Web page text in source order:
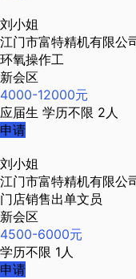
刘小姐
江门市富特精机有限公
环氧操作工
新会区
4000-12000元
应届生 学历不限 2人
申请
刘小姐
江门市富特精机有限公
门店销售出单文员
新会区
4500-6000元
学历不限 1人
申请